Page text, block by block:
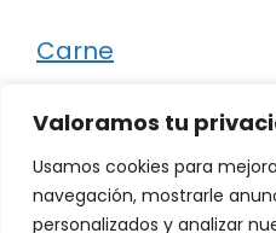
Valoramos tu
Usamos cookies para
navegación, mostrarle
personalizados y analizar
Carne
Otro